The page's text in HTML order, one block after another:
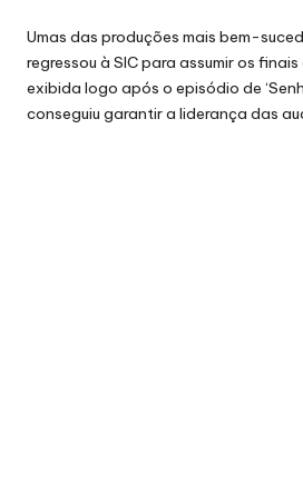
Umas das produções mais bem-
regressou à SICpara assumir os finais
exibida logo após o episódio de
conseguiu garantir a liderança das